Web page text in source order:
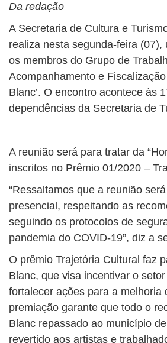
Da redação
A Secretaria de Cultura e
realiza nesta segunda-feira (07),
os membros do Grupo de
Acompanhamento e Fiscalização
Blanc’. O encontro acontece às
dependências da Secretaria de
A reunião será para tratar da
inscritos no Prêmio 01/2020 –
“Ressaltamos que a reunião
presencial, respeitando as
seguindo os protocolos de
pandemia do COVID-19”, diz a
O prêmio Trajetória Cultural faz
Blanc, que visa incentivar o
fortalecer ações para a melhoria
premiação garante que todo o
Blanc repassado ao município
revertido aos artistas e